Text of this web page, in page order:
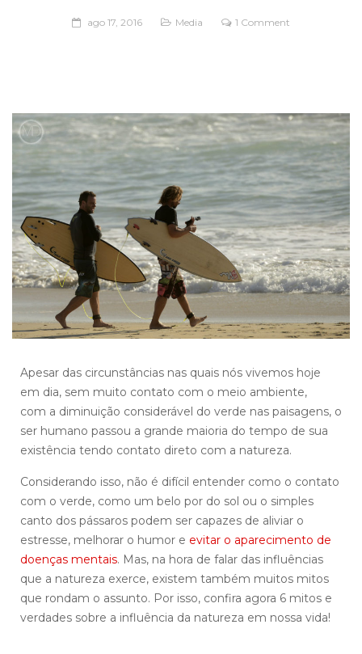
ago 17, 2016 Media 1 Comment
Apesar das circunstâncias nas quais nós vivemos hoje
em dia, sem muito contato com o meio ambiente,
com a diminuição considerável do verde nas paisagens, o
ser humano passou a grande maioria do tempo de sua
existência tendo contato direto com a natureza.
Considerando isso, não é difícil entender como o contato
com o verde, como um belo por do sol ou o simples
canto dos pássaros podem ser capazes de aliviar o
estresse, melhorar o humor e evitar o aparecimento de
doenças mentais. Mas, na hora de falar das influências
que a natureza exerce, existem também muitos mitos
que rondam o assunto. Por isso, confira agora 6 mitos e
verdades sobre a influência da natureza em nossa vida!